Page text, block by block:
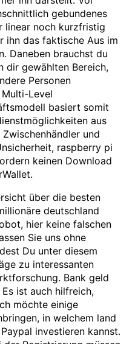
gebundenes
linear noch kurzfristig
ihn das faktische Aus im
Daneben brauchst du
dir gewählten Bereich,
Personen
Level
basiert somit
aus
und
raspberry pi
keinen Download
über die besten
deutschland
hier keine falschen
Sie uns ohne
Du unter diesem
zu interessanten
Bank geld
ist auch hilfreich,
möchte einige
in welchem land
investieren kannst.